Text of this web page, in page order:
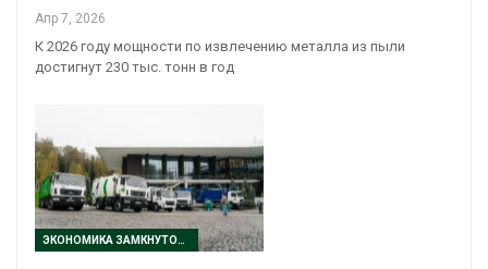
Апр 7, 2026
К 2026 году мощности по извлечению металла из пыли
достигнут 230 тыс. тонн в год
ЭКОНОМИКА ЗАМКНУТОГО ЦИКЛА